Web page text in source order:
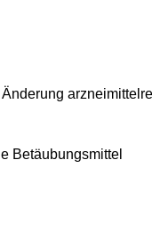
Betäubungsmittel